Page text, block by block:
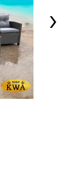
›